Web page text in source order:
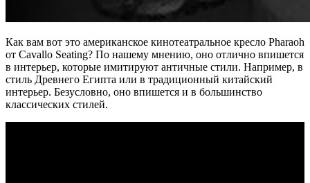
Как вам вот это американское кинотеатральное кресло Pharaoh
от Cavallo Seating? По нашему мнению, оно отлично впишется
в интерьер, которые имитируют античные стили. Например, в
стиль Древнего Египта или в традиционный китайский
интерьер. Безусловно, оно впишется и в большинство
классических стилей.